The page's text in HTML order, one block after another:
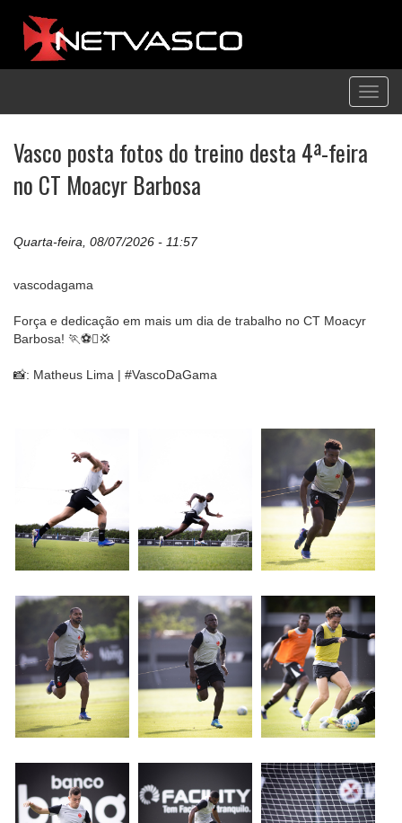
Vasco posta fotos do treino desta 4ª-feira
no CT Moacyr Barbosa
Quarta-feira, 08/07/2026 - 11:57
vascodagama
Força e dedicação em mais um dia de trabalho no CT Moacyr
Barbosa! 🏃⚽️💢
📸: Matheus Lima | #VascoDaGama